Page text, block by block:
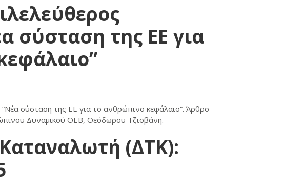
σύσταση της ΕΕ για
σύσταση της ΕΕ για το ανθρώπινο κεφάλαιο“. Άρθρο
Δυναμικού ΟΕΒ, Θεόδωρου Τζιοβάνη.
(ΔΤΚ):